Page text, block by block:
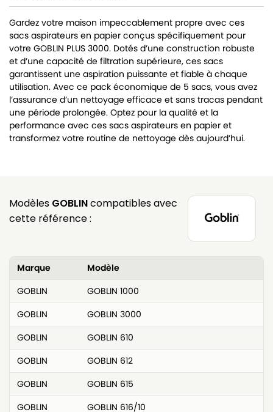
Gardez votre maison impeccablement propre avec ces
sacs aspirateurs en papier conçus spécifiquement pour
votre GOBLIN PLUS 3000. Dotés d’une construction robuste
et d’une capacité de filtration supérieure, ces sacs
garantissent une aspiration puissante et fiable à chaque
utilisation. Avec ce pack économique de 5 sacs, vous avez
l’assurance d’un nettoyage efficace et sans tracas pendant
une période prolongée. Optez pour la qualité et la
performance avec ces sacs aspirateurs en papier et
transformez votre routine de nettoyage dès aujourd’hui.
Modèles GOBLINcompatibles avec
cette référence :
Marque
Modèle
GOBLIN
GOBLIN 1000
GOBLIN
GOBLIN 3000
GOBLIN
GOBLIN 610
GOBLIN
GOBLIN 612
GOBLIN
GOBLIN 615
GOBLIN
GOBLIN 616/10